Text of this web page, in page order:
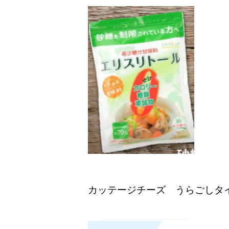
カッテージチーズ うらごしタ